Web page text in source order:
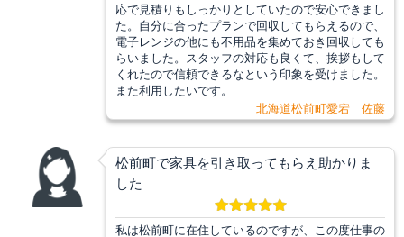
応で見積りもしっかりとしていたので安心できまし
た。自分に合ったプランで回収してもらえるので、
電子レンジの他にも不用品を集めておき回収しても
らいました。スタッフの対応も良くて、挨拶もして
くれたので信頼できるなという印象を受けました。
また利用したいです。
北海道松前町愛宕 佐藤
松前町で家具を引き取ってもらえ助かりま
した
私は松前町に在住しているのですが、この度仕事の